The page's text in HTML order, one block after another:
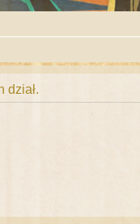
dział.